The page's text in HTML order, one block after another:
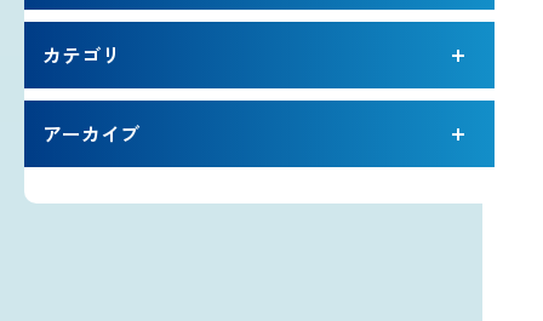
カテゴリ
アーカイブ